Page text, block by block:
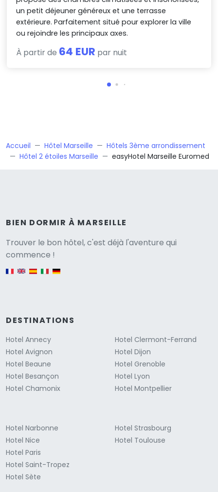
un petit déjeuner généreux et une terrasse
extérieure. Parfaitement situé pour explorer la ville
ou rejoindre les principaux axes.
À partir de 64 EUR par nuit
Accueil Hôtel Marseille
Hôtels 3ème arrondissement
Hôtel 2 étoiles Marseille
easyHotel Marseille Euromed
BIEN DORMIR À MARSEILLE
Trouver le bon hôtel, c'est déjà l'aventure qui
commence !
English version
DESTINATIONS
Hotel Annecy
Hotel Avignon
Hotel Beaune
Hotel Besançon
Hotel Chamonix
Hotel Clermont-Ferrand
Hotel Dijon
Hotel Grenoble
Hotel Lyon
Hotel Montpellier
Hotel Narbonne
Hotel Nice
Hotel Paris
Hotel Saint-Tropez
Hotel Sète
Hotel Strasbourg
Hotel Toulouse